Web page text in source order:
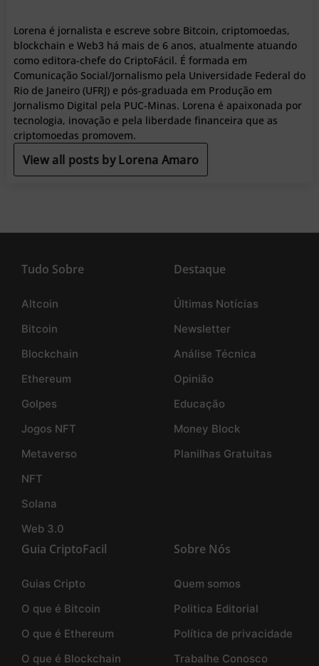
Lorena é jornalista e escreve sobre Bitcoin, criptomoedas,
blockchain e Web3 há mais de 6 anos, atualmente atuando
como editora-chefe do CriptoFácil. É formada em
Comunicação Social/Jornalismo pela Universidade Federal do
Rio de Janeiro (UFRJ) e pós-graduada em Produção em
Jornalismo Digital pela PUC-Minas. Lorena é apaixonada por
tecnologia, inovação e pela liberdade financeira que as
criptomoedas promovem.
View all posts by Lorena Amaro
Tudo Sobre
Altcoin
Bitcoin
Blockchain
Ethereum
Golpes
Jogos NFT
Metaverso
NFT
Solana
Web 3.0
Destaque
Últimas Notícias
Newsletter
Análise Técnica
Opinião
Educação
Money Block
Planilhas Gratuitas
Guia CriptoFacil
Guias Cripto
O que é Bitcoin
O que é Ethereum
O que é Blockchain
Sobre Nós
Quem somos
Politica Editorial
Política de privacidade
Trabalhe Conosco